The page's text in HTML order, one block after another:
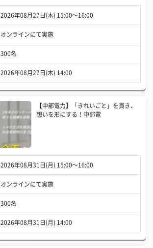
2026年08月27日(木) 15:00〜16:00
オンラインにて実施
300名
2026年08月27日(木) 14:00
【中部電力】「きれいごと」を貫き、
想いを形にする！中部電
2026年08月31日(月) 15:00〜16:00
オンラインにて実施
300名
2026年08月31日(月) 14:00